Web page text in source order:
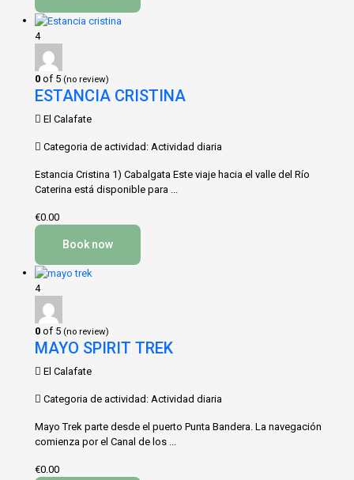
4
0 of 5 (no review)
ESTANCIA CRISTINA
El Calafate
Categoria de actividad: Actividad diaria
Estancia Cristina 1) Cabalgata Este viaje hacia el valle del Río
Caterina está disponible para ...
€0.00
Book now
4
0 of 5 (no review)
MAYO SPIRIT TREK
El Calafate
Categoria de actividad: Actividad diaria
Mayo Trek parte desde el puerto Punta Bandera. La navegación
comienza por el Canal de los ...
€0.00